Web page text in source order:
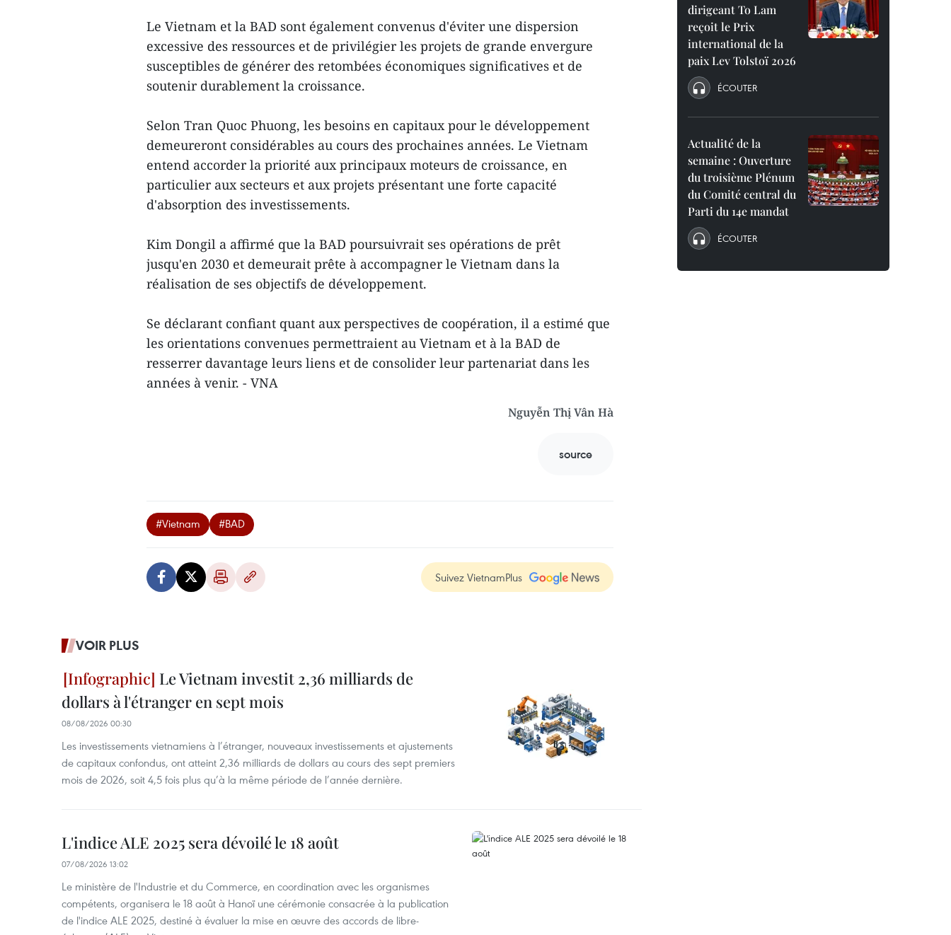
Le Vietnam et la BAD sont également convenus d'éviter une dispersion
excessive des ressources et de privilégier les projets de grande envergure
susceptibles de générer des retombées économiques significatives et de
soutenir durablement la croissance.
Selon Tran Quoc Phuong, les besoins en capitaux pour le développement
demeureront considérables au cours des prochaines années. Le Vietnam
entend accorder la priorité aux principaux moteurs de croissance, en
particulier aux secteurs et aux projets présentant une forte capacité
d'absorption des investissements.
Kim Dongil a affirmé que la BAD poursuivrait ses opérations de prêt
jusqu'en 2030 et demeurait prête à accompagner le Vietnam dans la
réalisation de ses objectifs de développement.
Se déclarant confiant quant aux perspectives de coopération, il a estimé que
les orientations convenues permettraient au Vietnam et à la BAD de
resserrer davantage leurs liens et de consolider leur partenariat dans les
années à venir. - VNA
Nguyễn Thị Vân Hà
source
#Vietnam #BAD
Suivez VietnamPlus
VOIR PLUS
Le Vietnam investit 2,36 milliards de
dollars à l'étranger en sept mois
08/08/2026 00:30
Les investissements vietnamiens à l’étranger, nouveaux investissements et ajustements
de capitaux confondus, ont atteint 2,36 milliards de dollars au cours des sept premiers
mois de 2026, soit 4,5 fois plus qu’à la même période de l’année dernière.
L'indice ALE 2025 sera dévoilé le 18 août
07/08/2026 13:02
Le ministère de l'Industrie et du Commerce, en coordination avec les organismes
compétents, organisera le 18 août à Hanoï une cérémonie consacrée à la publication
de l'indice ALE 2025, destiné à évaluer la mise en œuvre des accords de libre-
dirigeant To Lam
reçoit le Prix
international de la
paix Lev Tolstoï 2026
ÉCOUTER
Actualité de la
semaine : Ouverture
du troisième Plénum
du Comité central du
Parti du 14e mandat
ÉCOUTER